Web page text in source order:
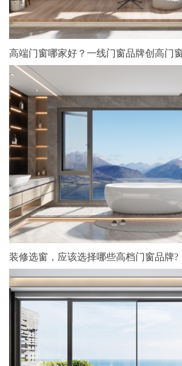
高端门窗哪家好？一线门窗品牌创高门
装修选窗，应该选择哪些高档门窗品牌?